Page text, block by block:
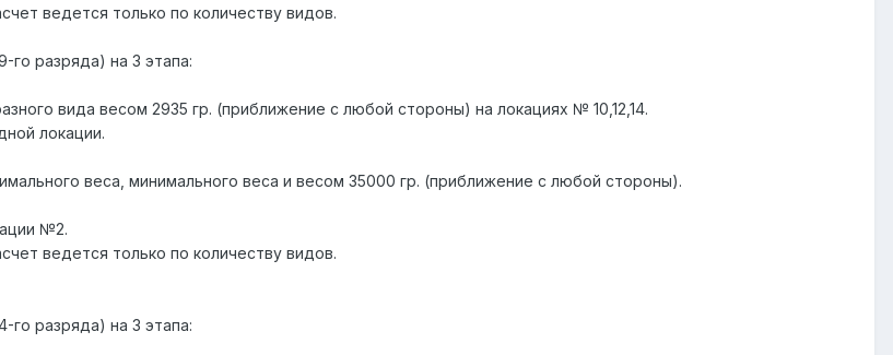
ведется только по количеству видов.
го разряда) на 3 этапа:
вида весом 2935 гр. (приближение с любой стороны) на локациях № 10,12,14.
локации.
веса, минимального веса и весом 35000 гр. (приближение с любой стороны).
№2.
ведется только по количеству видов.
го разряда) на 3 этапа: